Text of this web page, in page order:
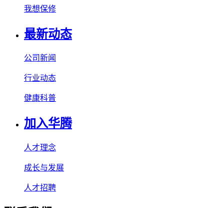
我想保修
最新动态
公司新闻
行业动态
健康科普
加入华腾
人才理念
成长与发展
人才招聘